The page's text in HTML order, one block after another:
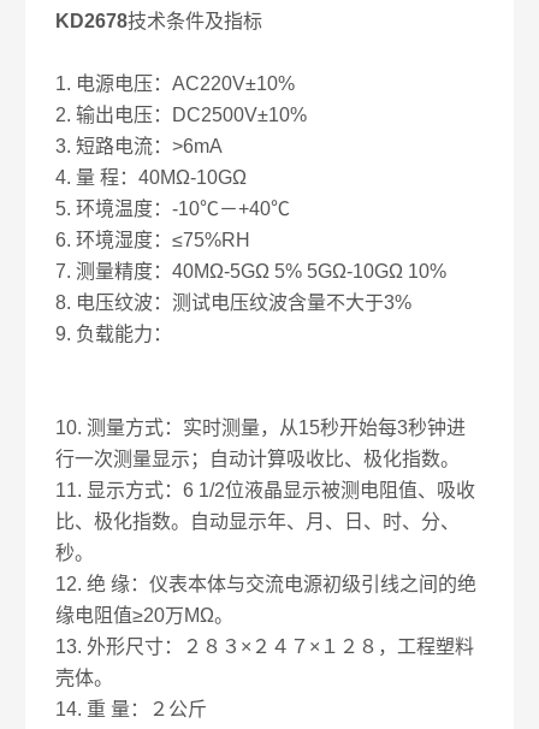
KD2678技术条件及指标
1. 电源电压：AC220V±10%
2. 输出电压：DC2500V±10%
3. 短路电流：>6mA
4. 量 程：40MΩ-10GΩ
5. 环境温度：-10℃－+40℃
6. 环境湿度：≤75%RH
7. 测量精度：40MΩ-5GΩ 5% 5GΩ-10GΩ 10%
8. 电压纹波：测试电压纹波含量不大于3%
9. 负载能力：
10. 测量方式：实时测量，从15秒开始每3秒钟进
行一次测量显示；自动计算吸收比、极化指数。
11. 显示方式：6 1/2位液晶显示被测电阻值、吸收
比、极化指数。自动显示年、月、日、时、分、
秒。
12. 绝 缘：仪表本体与交流电源初级引线之间的绝
缘电阻值≥20万MΩ。
13. 外形尺寸：２８３×２４７×１２８，工程塑料
壳体。
14. 重 量：２公斤